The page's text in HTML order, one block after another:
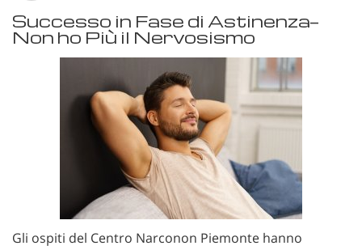
Successo in Fase di Astinenza—
Non ho Più il Nervosismo
Gli ospiti del Centro Narconon Piemonte hanno